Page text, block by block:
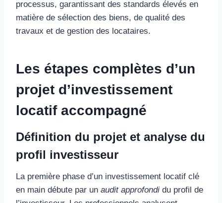
processus, garantissant des standards élevés en
matière de sélection des biens, de qualité des
travaux et de gestion des locataires.
Les étapes complètes d’un
projet d’investissement
locatif accompagné
Définition du projet et analyse du
profil investisseur
La première phase d’un investissement locatif clé
en main débute par un audit approfondi du profil de